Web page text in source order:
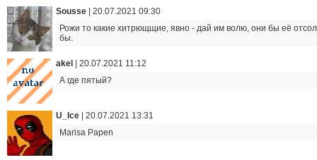
Sousse
20.07.2021 09:30
Рожи то какие хитрющщие, явно - дай им волю, они бы её
бы.
akel
20.07.2021 11:12
А где пятый?
U_Ice
20.07.2021 13:31
Marisa Papen